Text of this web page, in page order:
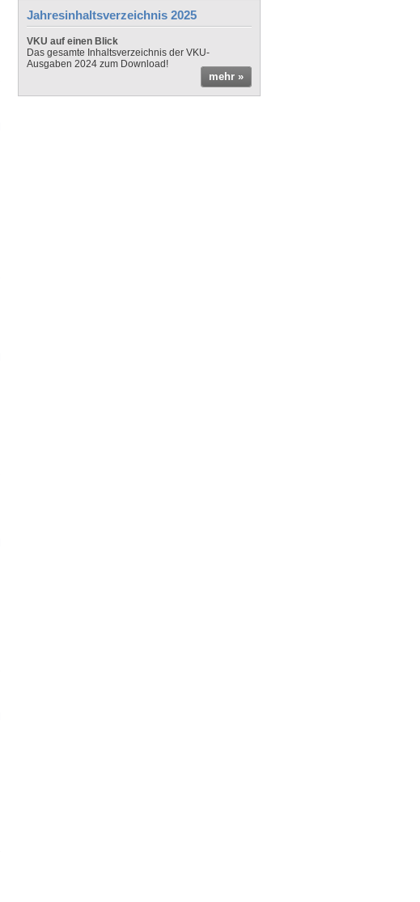
Jahresinhaltsverzeichnis 2025
VKU auf einen Blick
Das gesamte Inhaltsverzeichnis der VKU-
Ausgaben 2024 zum Download!
mehr »